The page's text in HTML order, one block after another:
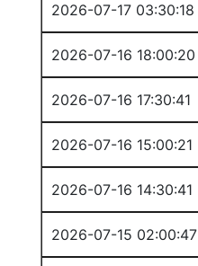
2026-07-17 03:30:18
2026-07-16 18:00:20
2026-07-16 17:30:41
2026-07-16 15:00:21
2026-07-16 14:30:41
2026-07-15 02:00:47